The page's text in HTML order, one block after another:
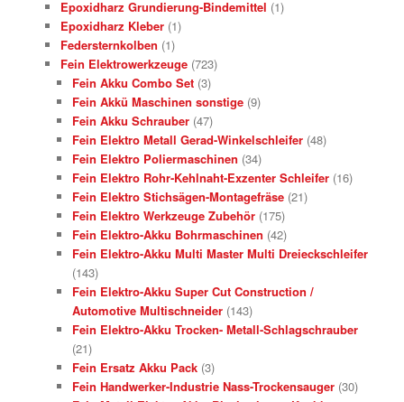
Epoxidharz Grundierung-Bindemittel (1)
Epoxidharz Kleber (1)
Federsternkolben (1)
Fein Elektrowerkzeuge (723)
Fein Akku Combo Set (3)
Fein Akkü Maschinen sonstige (9)
Fein Akku Schrauber (47)
Fein Elektro Metall Gerad-Winkelschleifer (48)
Fein Elektro Poliermaschinen (34)
Fein Elektro Rohr-Kehlnaht-Exzenter Schleifer (16)
Fein Elektro Stichsägen-Montagefräse (21)
Fein Elektro Werkzeuge Zubehör (175)
Fein Elektro-Akku Bohrmaschinen (42)
Fein Elektro-Akku Multi Master Multi Dreieckschleifer
(143)
Fein Elektro-Akku Super Cut Construction /
Automotive Multischneider (143)
Fein Elektro-Akku Trocken- Metall-Schlagschrauber
(21)
Fein Ersatz Akku Pack (3)
Fein Handwerker-Industrie Nass-Trockensauger (30)